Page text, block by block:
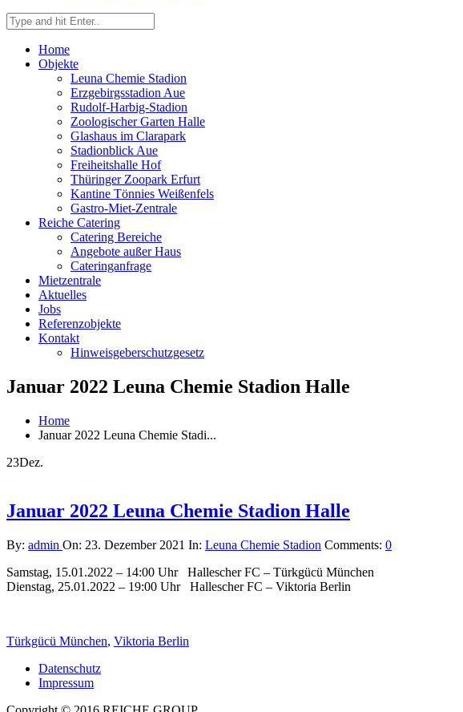
Home
Objekte
Leuna Chemie Stadion
Erzgebirgsstadion Aue
Rudolf-Harbig-Stadion
Zoologischer Garten Halle
Glashaus im Clarapark
Stadionblick Aue
Freiheitshalle Hof
Thüringer Zoopark Erfurt
Kantine Tönnies Weißenfels
Gastro-Miet-Zentrale
Reiche Catering
Catering Bereiche
Angebote außer Haus
Cateringanfrage
Mietzentrale
Aktuelles
Jobs
Referenzobjekte
Kontakt
Hinweisgeberschutzgesetz
Januar 2022 Leuna Chemie Stadion Halle
Home
Januar 2022 Leuna Chemie Stadi...
23Dez.
Januar 2022 Leuna Chemie Stadion Halle
By: admin On: 23. Dezember 2021 In: Leuna Chemie Stadion Comments: 0
Samstag, 15.01.2022 – 14:00 Uhr Hallescher FC – Türkgücü München
Dienstag, 25.01.2022 – 19:00 Uhr Hallescher FC – Viktoria Berlin
Türkgücü München, Viktoria Berlin
Datenschutz
Impressum